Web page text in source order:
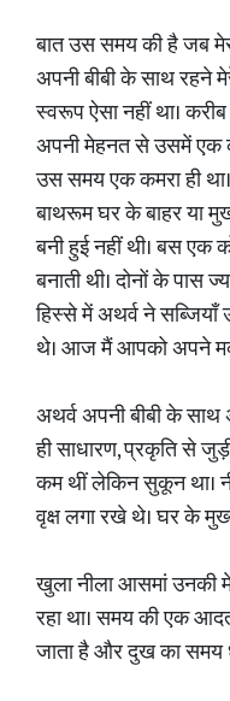
बात उस समय की है जब
अपनी बीबी के साथ रहने
स्वरूप ऐसा नहीं था।
अपनी मेहनत से उसमें एक
उस समय एक कमरा ही
बाथरूम घर के बाहर या
बनी हुई नहीं थी। बस एक
बनाती थी। दोनों के पास
हिस्से में अथर्व ने
थे। आज मैं आपको अपने
अथर्व अपनी बीबी के साथ
ही साधारण, प्रकृति से
कम थीं लेकिन सुकून
वृक्ष लगा रखे थे। घर के
खुला नीला आसमां उनकी
रहा था। समय की एक
जाता है और दुख का समय